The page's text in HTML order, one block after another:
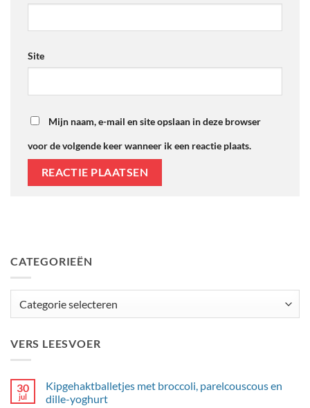
Site
Mijn naam, e-mail en site opslaan in deze browser
voor de volgende keer wanneer ik een reactie plaats.
CATEGORIEËN
VERS LEESVOER
30
jul
Kipgehaktballetjes met broccoli, parelcouscous en
dille-yoghurt